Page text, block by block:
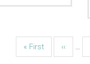
Eerste
« First
Vorige
‹‹ …